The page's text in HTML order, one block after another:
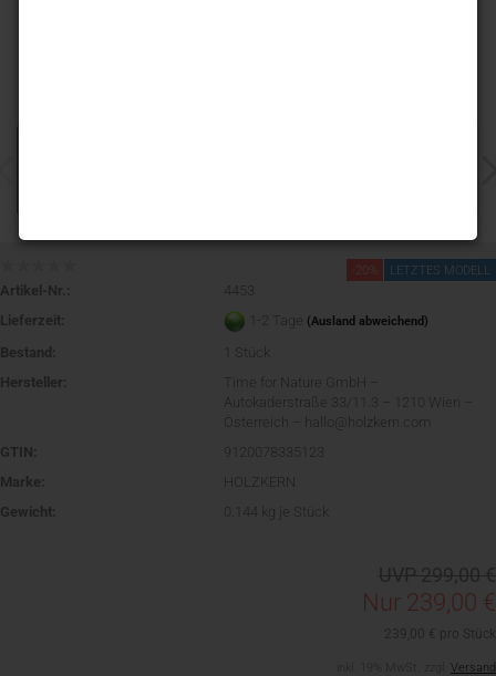
-20% LETZTES MODELL
Artikel-Nr.:
4453
Lieferzeit:
1-2 Tage (Ausland abweichend)
Bestand:
Stück
Hersteller:
Time for Nature GmbH –
Autokaderstraße 33/11.3 – 1210 Wien –
Österreich – hallo@holzkern.com
GTIN:
9120078335123
Marke:
HOLZKERN
Gewicht:
0.144 kg je Stück
Nur 239,00 €
Versand